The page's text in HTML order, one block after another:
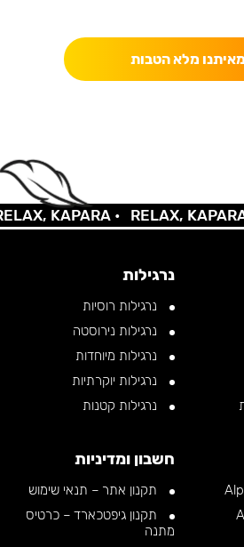
מלא הטבות
KAPARA • RELAX, KAPARA •
נרגילות
נרגילות רוסיות
נרגילות נירוסטה
נרגילות מיוחדות
נרגילות יוקרתיות
נרגילות קטנות
חשבון ומדיניות
תקנון אתר – תנאי שימוש
תקנון גיפטכארד – כרטיס
מתנה